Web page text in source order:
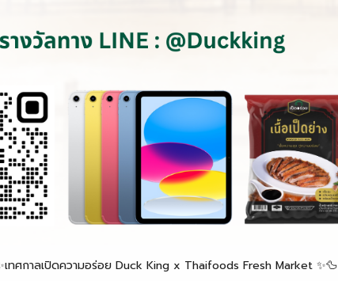
เทศกาลเปิดความอร่อย Duck King x Thaifoods Fresh Market ✨🦆